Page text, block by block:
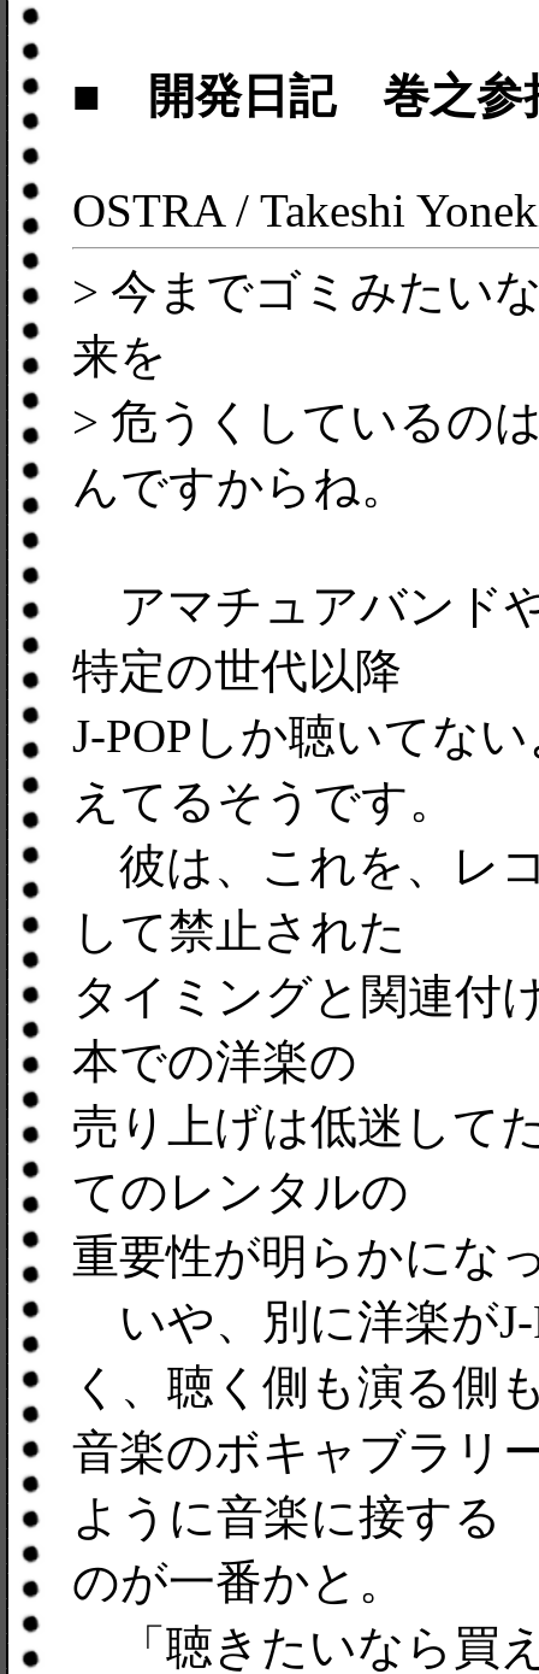
■ 開発日記 巻之参
OSTRA / Takeshi
> 今までゴミみたい
来を
> 危うくしているの
んですからね。
アマチュアバンド
特定の世代以降
J-POPしか聴いてな
えてるそうです。
彼は、これを、レ
して禁止された
タイミングと関連付
本での洋楽の
売り上げは低迷して
てのレンタルの
重要性が明らかにな
いや、別に洋楽が
く、聴く側も演る側
音楽のボキャブラリ
ように音楽に接する
のが一番かと。
「聴きたいなら買